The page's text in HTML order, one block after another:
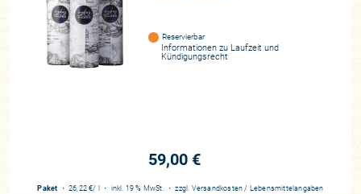
Reservierbar
Informationen zu Laufzeit und
Kündigungsrecht
59,00 €
Paket ・ 26,22 €/ l ・ inkl. 19 % MwSt.・zzgl. Versandkosten / Lebensmittelangaben